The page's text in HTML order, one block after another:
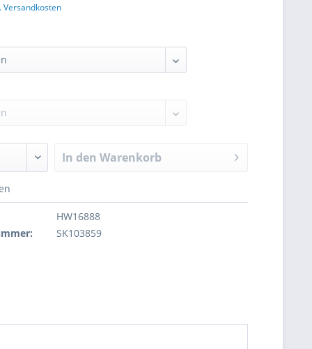
Versandkosten
In den Warenkorb
HW16888
SK103859